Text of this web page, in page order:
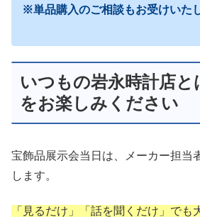
※単品購入のご相談もお受けいた
いつもの岩永時計店と
をお楽しみください
宝飾品展示会当日は、メーカー担当
します。
「見るだけ」「話を聞くだけ」でも